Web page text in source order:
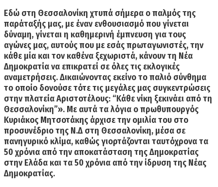
Εδώ στη Θεσσαλονίκη χτυπά σήμερα ο παλμός της
παράταξής μας, με έναν ενθουσιασμό που γίνεται
δύναμη, γίνεται η καθημερινή έμπνευση για τους
αγώνες μας, αυτούς που με εσάς πρωταγωνιστές, την
κάθε μία και τον καθένα ξεχωριστά, κάνουν τη Νέα
Δημοκρατία να επικρατεί σε όλες τις εκλογικές
αναμετρήσεις. Δικαιώνοντας εκείνο το παλιό σύνθημα
το οποίο δονούσε τότε τις μεγάλες μας συγκεντρώσεις
στην πλατεία Αριστοτέλους: “Κάθε νίκη ξεκινάει από τη
Θεσσαλονίκη”». Με αυτά τα λόγια ο πρωθυπουργός
Κυριάκος Μητσοτάκης άρχισε την ομιλία του στο
προσυνέδριο της Ν.Δ στη Θεσσαλονίκη, μέσα σε
πανηγυρικό κλίμα, καθώς γιορτάζονται ταυτόχρονα τα
50 χρόνια από την αποκατάσταση της Δημοκρατίας
στην Ελάδα και τα 50 χρόνια από την ίδρυση της Νέας
Δημοκρατίας.